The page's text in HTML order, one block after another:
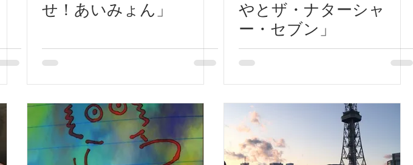
せ！あいみょん」
やとザ・ナターシャ
ー・セブン」